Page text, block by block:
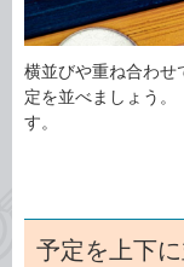
横並びや重ね合わせ
定を並べましょう。
す。
予定を上下